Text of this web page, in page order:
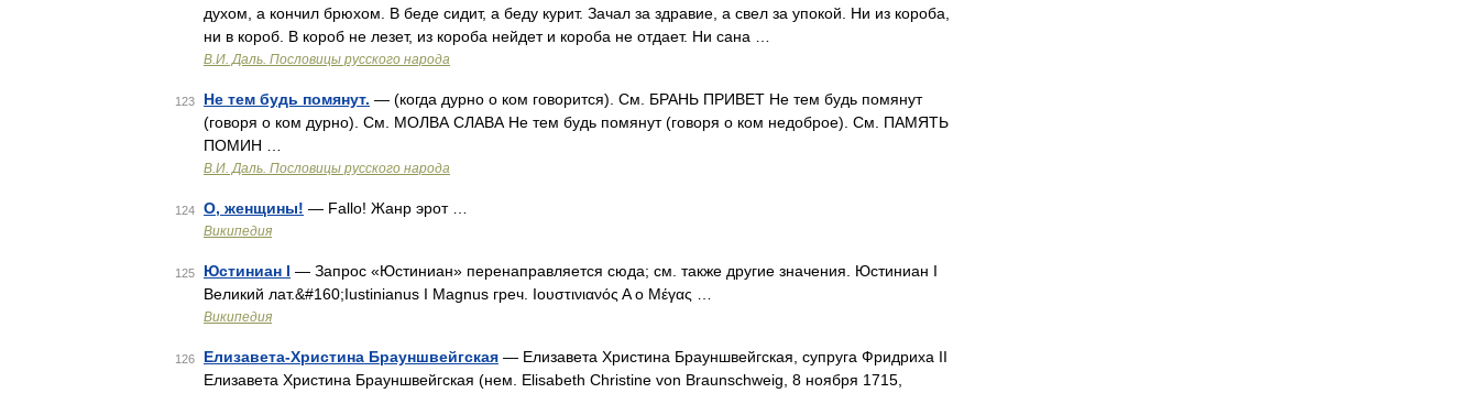
духом, а кончил брюхом. В беде сидит, а беду курит. Зачал за здравие, а свел за упокой. Ни из короба,
ни в короб. В короб не лезет, из короба нейдет и короба не отдает. Ни сана …
В.И. Даль. Пословицы русского народа
123 Не тем будь помянут. — (когда дурно о ком говорится). См. БРАНЬ ПРИВЕТ Не тем будь помянут
(говоря о ком дурно). См. МОЛВА СЛАВА Не тем будь помянут (говоря о ком недоброе). См. ПАМЯТЬ
ПОМИН …
В.И. Даль. Пословицы русского народа
124 О, женщины! — Fallo! Жанр эрот …
Википедия
125 Юстиниан I — Запрос «Юстиниан» перенаправляется сюда; см. также другие значения. Юстиниан I
Великий лат.&#160;Iustinianus I Magnus греч. Ιουστινιανός Α ο Μέγας …
Википедия
126 Елизавета-Христина Брауншвейгская — Елизавета Христина Брауншвейгская, супруга Фридриха II
Елизавета Христина Брауншвейгская (нем. Elisabeth Christine von Braunschweig, 8 ноября 1715,